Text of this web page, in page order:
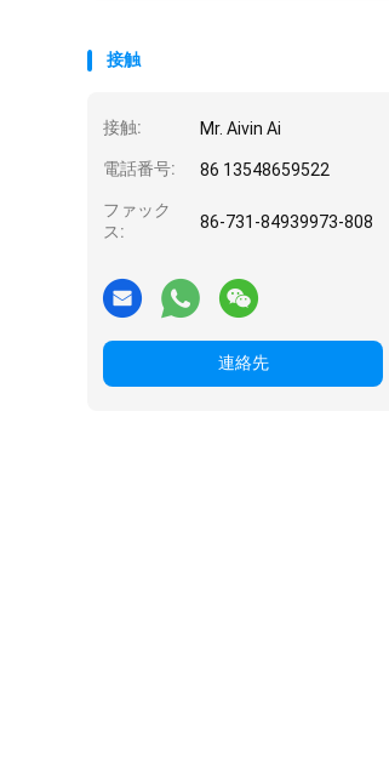
接触
接触: Mr. Aivin Ai
電話番号: 86 13548659522
ファック
ス:
86-731-84939973-808
連絡先